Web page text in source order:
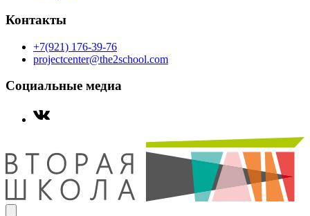
Контакты
+7(921) 176-39-76
projectcenter@the2school.com
Социальные медиа